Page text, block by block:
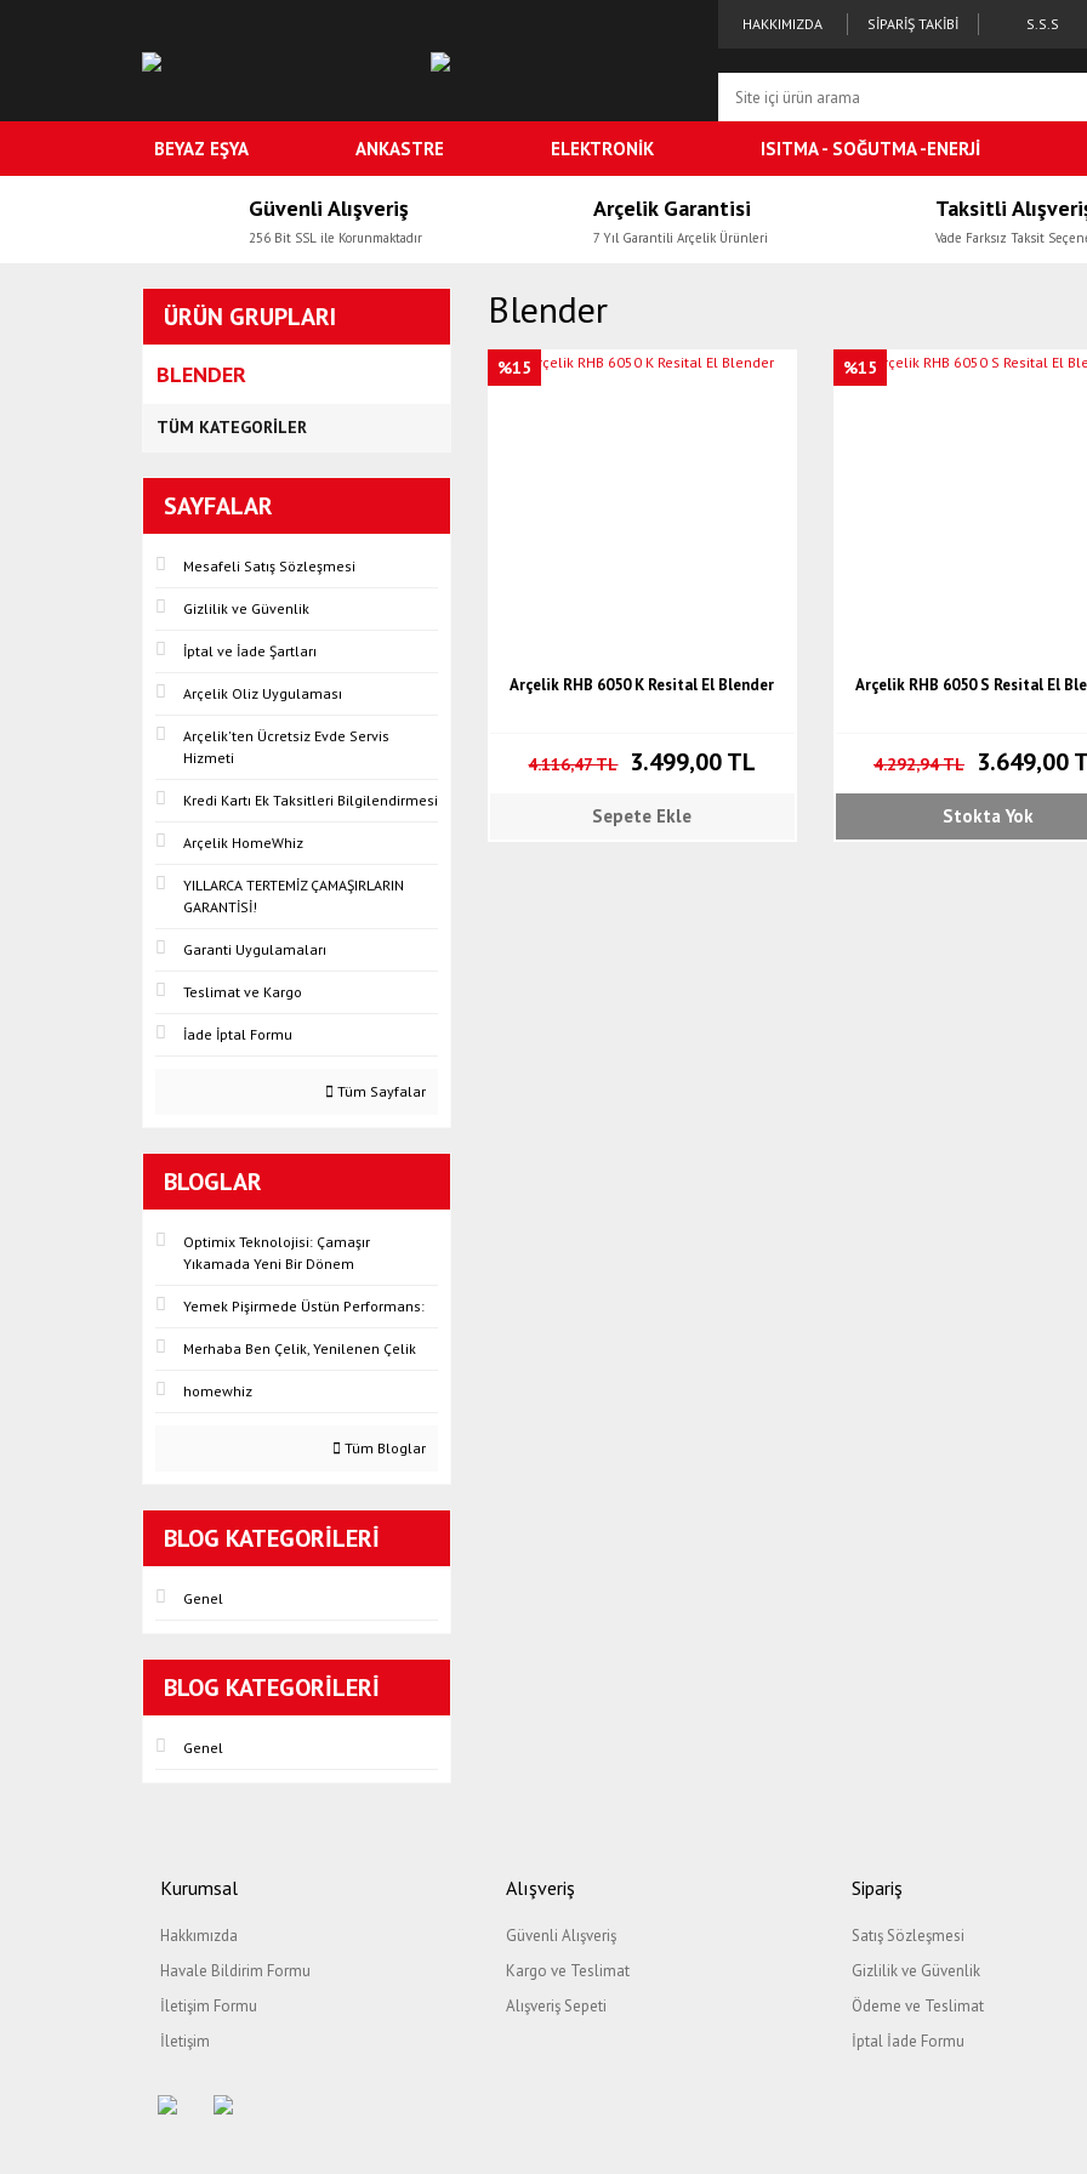
HAKKIMIZDA SİPARİŞ TAKİBİ S.S.S
BEYAZ EŞYA ANKASTRE ELEKTRONİK ISITMA - SOĞUTMA -ENERJİ
Güvenli Alışveriş
256 Bit SSL ile Korunmaktadır
Arçelik Garantisi
7 Yıl Garantili Arçelik Ürünleri
Taksitli
Vade Farksız Taksit
ÜRÜN GRUPLARI
BLENDER
TÜM KATEGORILER
SAYFALAR
Mesafeli Satış Sözleşmesi
Gizlilik ve Güvenlik
İptal ve İade Şartları
Arçelik Oliz Uygulaması
Arçelik'ten Ücretsiz Evde Servis
Hizmeti
Kredi Kartı Ek Taksitleri Bilgilendirmesi
Arçelik HomeWhiz
YILLARCA TERTEMİZ ÇAMAŞIRLARIN
GARANTİSİ!
Garanti Uygulamaları
Teslimat ve Kargo
İade İptal Formu
Tüm Sayfalar
BLOGLAR
Optimix Teknolojisi: Çamaşır
Yıkamada Yeni Bir Dönem
Yemek Pişirmede Üstün Performans:
Merhaba Ben Çelik, Yenilenen Çelik
homewhiz
Tüm Bloglar
BLOG KATEGORILERI
Genel
BLOG KATEGORILERI
Genel
Blender
%15
Arçelik RHB 6050 K Resital El Blender
4.116,47 TL 3.499,00 TL
Sepete Ekle
%15
Arçelik RHB 6050 S Resital El
4.292,94 TL 3.649,00
Stokta Yok
Kurumsal
Hakkımızda
Havale Bildirim Formu
İletişim Formu
İletişim
Alışveriş
Güvenli Alışveriş
Kargo ve Teslimat
Alışveriş Sepeti
Sipariş
Satış Sözleşmesi
Gizlilik ve Güvenlik
Ödeme ve Teslimat
İptal İade Formu